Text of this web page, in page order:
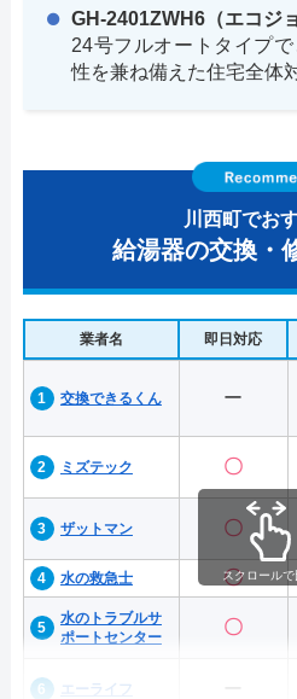
GH-2401ZWH6（エコジ
24号フルオートタイプ
性を兼ね備えた住宅全体
川西町でお
給湯器の交換・
業者名 即日対応
交換できるくん ー
ミズテック 〇
ザットマン 〇
水の救急士 〇
水のトラブルサ
ポートセンター
〇
エーライフ
スクロールで